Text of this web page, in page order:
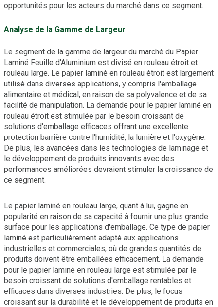
opportunités pour les acteurs du marché dans ce segment.
Analyse de la Gamme de Largeur
Le segment de la gamme de largeur du marché du Papier
Laminé Feuille d'Aluminium est divisé en rouleau étroit et
rouleau large. Le papier laminé en rouleau étroit est largement
utilisé dans diverses applications, y compris l'emballage
alimentaire et médical, en raison de sa polyvalence et de sa
facilité de manipulation. La demande pour le papier laminé en
rouleau étroit est stimulée par le besoin croissant de
solutions d'emballage efficaces offrant une excellente
protection barrière contre l'humidité, la lumière et l'oxygène.
De plus, les avancées dans les technologies de laminage et
le développement de produits innovants avec des
performances améliorées devraient stimuler la croissance de
ce segment.
Le papier laminé en rouleau large, quant à lui, gagne en
popularité en raison de sa capacité à fournir une plus grande
surface pour les applications d'emballage. Ce type de papier
laminé est particulièrement adapté aux applications
industrielles et commerciales, où de grandes quantités de
produits doivent être emballées efficacement. La demande
pour le papier laminé en rouleau large est stimulée par le
besoin croissant de solutions d'emballage rentables et
efficaces dans diverses industries. De plus, le focus
croissant sur la durabilité et le développement de produits en